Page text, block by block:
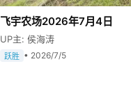
飞宇农场2026年7月4日
UP主: 侯海涛
跃胜 • 2026/7/5